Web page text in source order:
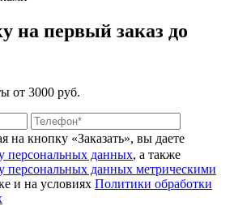
на первый заказ до
от 3000 руб.
на кнопку «Заказать», вы даете
персональных данных, а также
персональных данных метрическими
и на условиях Политики обработки